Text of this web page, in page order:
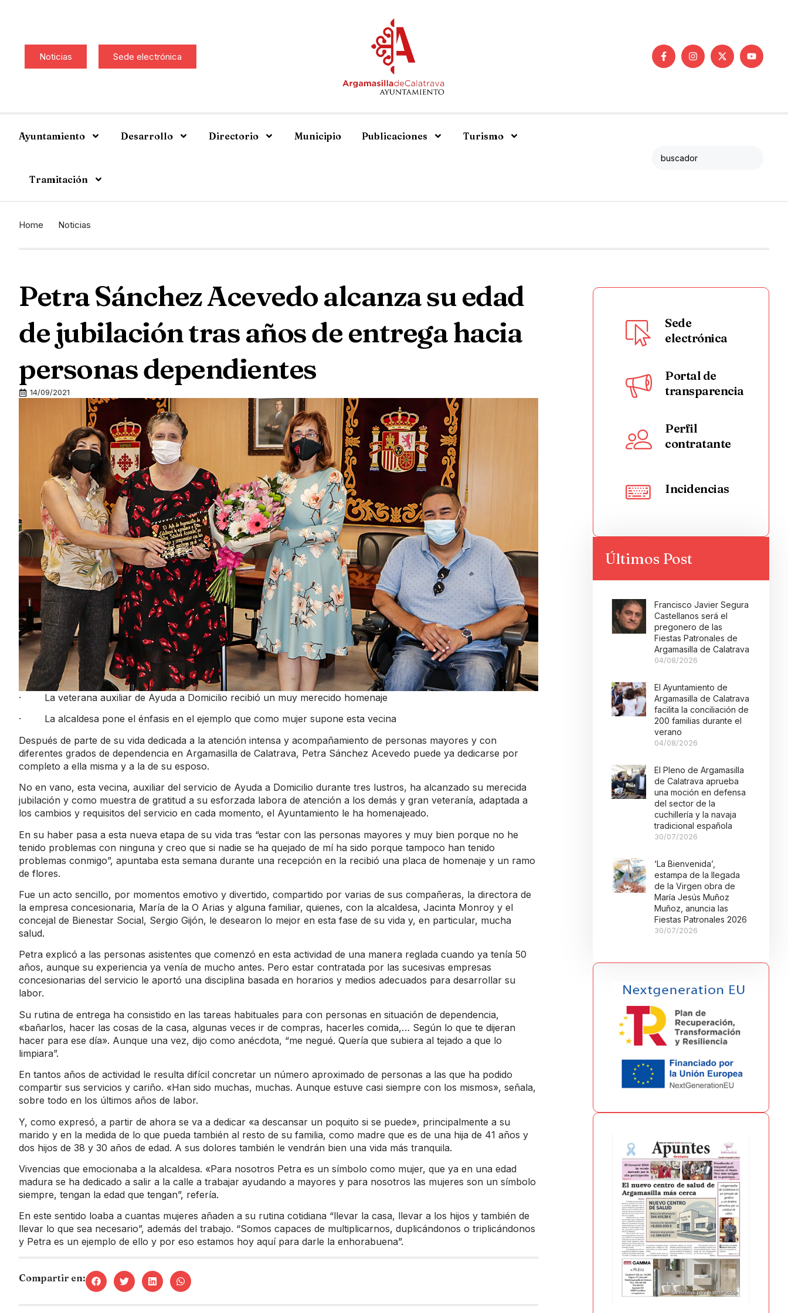
Noticias Sede electrónica
Ayuntamiento Desarrollo Directorio Municipio Publicaciones Turismo
Tramitación
Home Noticias
Petra Sánchez Acevedo alcanza su edad
de jubilación tras años de entrega hacia
personas dependientes
14/09/2021
· La veterana auxiliar de Ayuda a Domicilio recibió un muy merecido homenaje
· La alcaldesa pone el énfasis en el ejemplo que como mujer supone esta vecina
Después de parte de su vida dedicada a la atención intensa y acompañamiento de personas mayores y con
diferentes grados de dependencia en Argamasilla de Calatrava, Petra Sánchez Acevedo puede ya dedicarse por
completo a ella misma y a la de su esposo.
No en vano, esta vecina, auxiliar del servicio de Ayuda a Domicilio durante tres lustros, ha alcanzado su merecida
jubilación y como muestra de gratitud a su esforzada labora de atención a los demás y gran veteranía, adaptada a
los cambios y requisitos del servicio en cada momento, el Ayuntamiento le ha homenajeado.
En su haber pasa a esta nueva etapa de su vida tras “estar con las personas mayores y muy bien porque no he
tenido problemas con ninguna y creo que si nadie se ha quejado de mí ha sido porque tampoco han tenido
problemas conmigo”, apuntaba esta semana durante una recepción en la recibió una placa de homenaje y un ramo
de flores.
Fue un acto sencillo, por momentos emotivo y divertido, compartido por varias de sus compañeras, la directora de
la empresa concesionaria, María de la O Arias y alguna familiar, quienes, con la alcaldesa, Jacinta Monroy y el
concejal de Bienestar Social, Sergio Gijón, le desearon lo mejor en esta fase de su vida y, en particular, mucha
salud.
Petra explicó a las personas asistentes que comenzó en esta actividad de una manera reglada cuando ya tenía 50
años, aunque su experiencia ya venía de mucho antes. Pero estar contratada por las sucesivas empresas
concesionarias del servicio le aportó una disciplina basada en horarios y medios adecuados para desarrollar su
labor.
Su rutina de entrega ha consistido en las tareas habituales para con personas en situación de dependencia,
«bañarlos, hacer las cosas de la casa, algunas veces ir de compras, hacerles comida,… Según lo que te dijeran
hacer para ese día». Aunque una vez, dijo como anécdota, “me negué. Quería que subiera al tejado a que lo
limpiara”.
En tantos años de actividad le resulta difícil concretar un número aproximado de personas a las que ha podido
compartir sus servicios y cariño. «Han sido muchas, muchas. Aunque estuve casi siempre con los mismos», señala,
sobre todo en los últimos años de labor.
Y, como expresó, a partir de ahora se va a dedicar «a descansar un poquito si se puede», principalmente a su
marido y en la medida de lo que pueda también al resto de su familia, como madre que es de una hija de 41 años y
dos hijos de 38 y 30 años de edad. A sus dolores también le vendrán bien una vida más tranquila.
Vivencias que emocionaba a la alcaldesa. «Para nosotros Petra es un símbolo como mujer, que ya en una edad
madura se ha dedicado a salir a la calle a trabajar ayudando a mayores y para nosotros las mujeres son un símbolo
siempre, tengan la edad que tengan”, refería.
En este sentido loaba a cuantas mujeres añaden a su rutina cotidiana “llevar la casa, llevar a los hijos y también de
llevar lo que sea necesario”, además del trabajo. “Somos capaces de multiplicarnos, duplicándonos o triplicándonos
y Petra es un ejemplo de ello y por eso estamos hoy aquí para darle la enhorabuena”.
Compartir en:
Sede
electrónica
Portal de
transparencia
Perfil
contratante
Incidencias
Últimos Post
Francisco Javier Segura
Castellanos será el
pregonero de las
Fiestas Patronales de
Argamasilla de Calatrava
04/08/2026
El Ayuntamiento de
Argamasilla de Calatrava
facilita la conciliación de
200 familias durante el
verano
04/08/2026
El Pleno de Argamasilla
de Calatrava aprueba
una moción en defensa
del sector de la
cuchillería y la navaja
tradicional española
30/07/2026
‘La Bienvenida’,
estampa de la llegada
de la Virgen obra de
María Jesús Muñoz
Muñoz, anuncia las
Fiestas Patronales 2026
30/07/2026